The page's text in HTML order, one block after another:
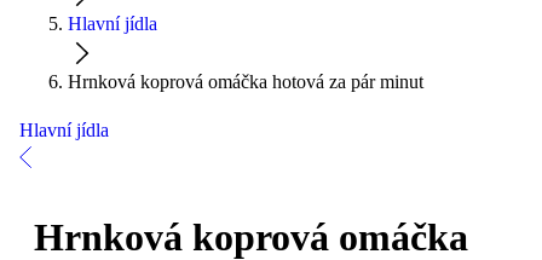
Hlavní jídla
Hrnková koprová omáčka hotová za pár minut
Hlavní jídla
Hrnková koprová omáčka